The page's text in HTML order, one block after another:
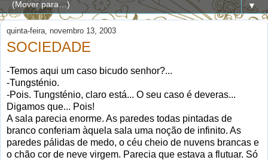
▼
quinta-feira, novembro 13, 2003
SOCIEDADE
-Temos aqui um caso bicudo senhor?...
-Tungsténio.
-Pois. Tungsténio, claro está... O seu caso é deveras...
Digamos que... Pois!
A sala parecia enorme. As paredes todas pintadas de
branco conferiam àquela sala uma noção de infinito. As
paredes pálidas de medo, o céu cheio de nuvens brancas e
o chão cor de neve virgem. Parecia que estava a flutuar. Só